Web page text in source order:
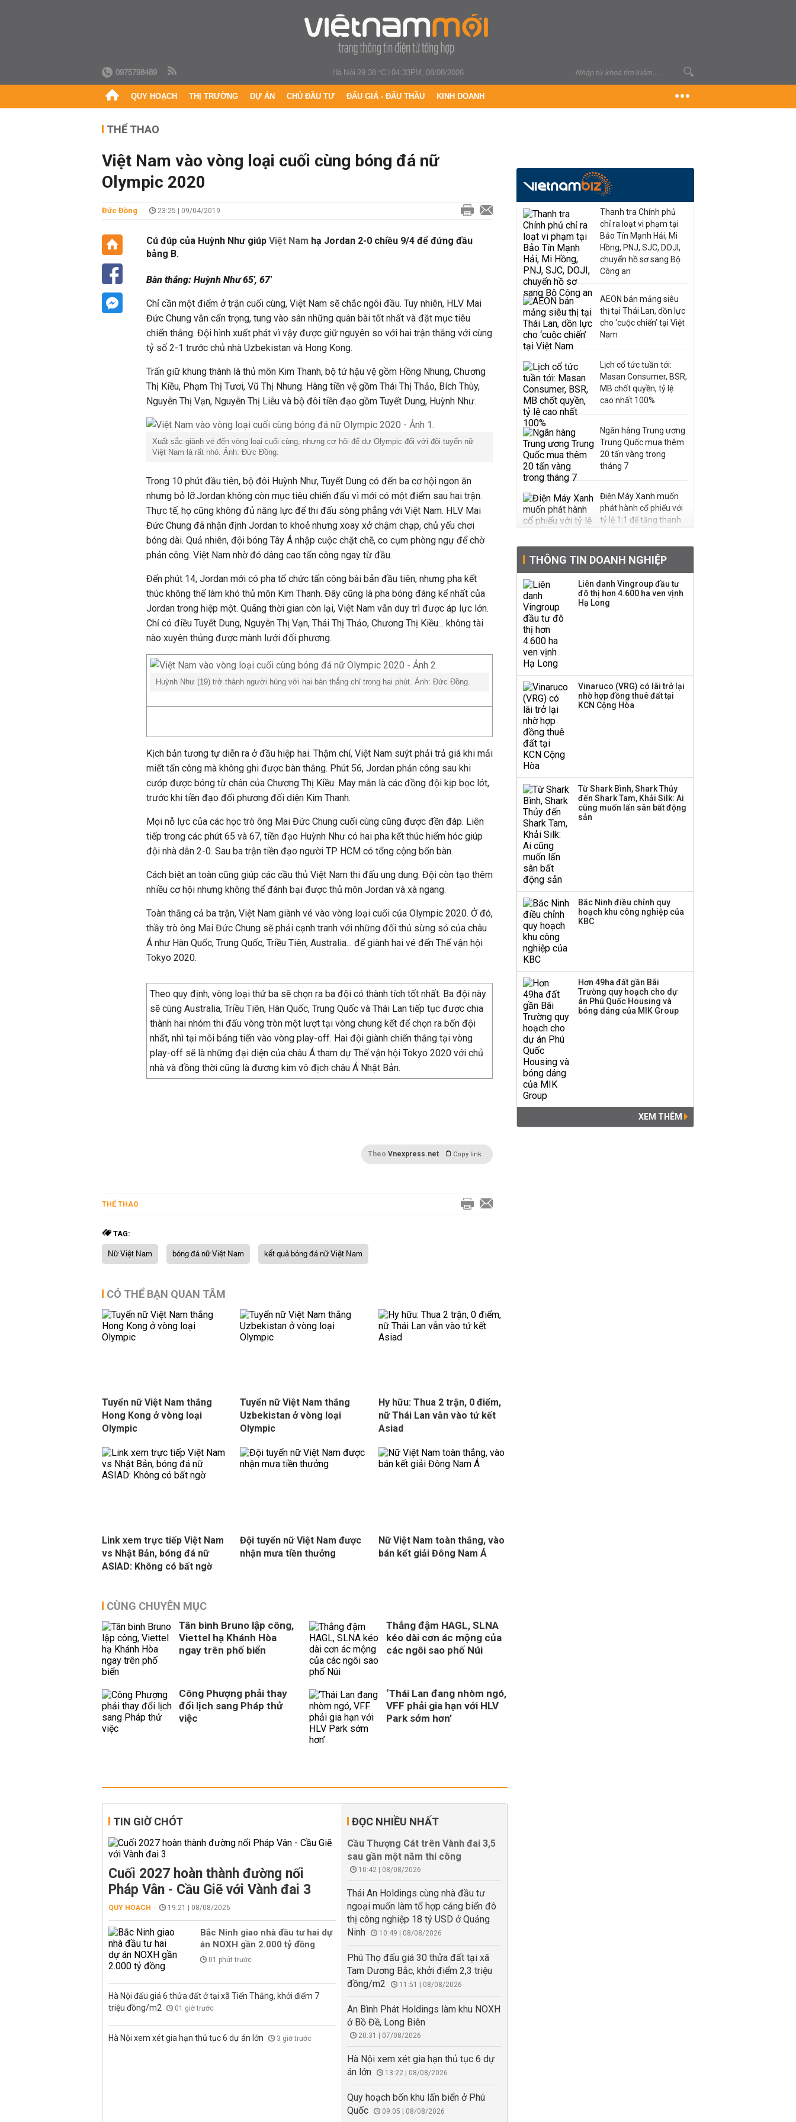
0975798489 Hà Nội 29.38 °C|04:33PM, 08/08/2026
QUY HOẠCH THỊ TRƯỜNG DỰ ÁN CHỦ ĐẦU TƯ ĐẤU GIÁ - ĐẤU THẦU KINH DOANH
THỂ THAO
Việt Nam vào vòng loại cuối cùng bóng đá nữ
Olympic 2020
Đức Đồng 23:25 | 09/04/2019
Cú đúp của Huỳnh Như giúp Việt Nam hạ Jordan 2-0 chiều 9/4 để đứng đầu
bảng B.
Bàn thắng: Huỳnh Như 65', 67'
Chỉ cần một điểm ở trận cuối cùng, Việt Nam sẽ chắc ngôi đầu. Tuy nhiên, HLV Mai
Đức Chung vẫn cẩn trọng, tung vào sân những quân bài tốt nhất và đặt mục tiêu
chiến thắng. Đội hình xuất phát vì vậy được giữ nguyên so với hai trận thắng với cùng
tỷ số 2-1 trước chủ nhà Uzbekistan và Hong Kong.
Trấn giữ khung thành là thủ môn Kim Thanh, bộ tứ hậu vệ gồm Hồng Nhung, Chương
Thị Kiều, Phạm Thị Tươi, Vũ Thị Nhung. Hàng tiền vệ gồm Thái Thị Thảo, Bích Thùy,
Nguyễn Thị Vạn, Nguyễn Thị Liễu và bộ đôi tiền đạo gồm Tuyết Dung, Huỳnh Như.
Xuất sắc giành vé đến vòng loại cuối cùng, nhưng cơ hội để dự Olympic đối với đội tuyển nữ
Việt Nam là rất nhỏ. Ảnh: Đức Đồng.
Trong 10 phút đầu tiên, bộ đôi Huỳnh Như, Tuyết Dung có đến ba cơ hội ngon ăn
nhưng bỏ lỡ.Jordan không còn mục tiêu chiến đấu vì mới có một điểm sau hai trận.
Thực tế, họ cũng không đủ năng lực để thi đấu sòng phẳng với Việt Nam. HLV Mai
Đức Chung đã nhận định Jordan to khoẻ nhưng xoay xở chậm chạp, chủ yếu chơi
bóng dài. Quả nhiên, đội bóng Tây Á nhập cuộc chặt chẽ, co cụm phòng ngự để chờ
phản công. Việt Nam nhờ đó dâng cao tấn công ngay từ đầu.
Đến phút 14, Jordan mới có pha tổ chức tấn công bài bản đầu tiên, nhưng pha kết
thúc không thể làm khó thủ môn Kim Thanh. Đây cũng là pha bóng đáng kể nhất của
Jordan trong hiệp một. Quãng thời gian còn lại, Việt Nam vẫn duy trì được áp lực lớn.
Chỉ có điều Tuyết Dung, Nguyễn Thị Vạn, Thái Thị Thảo, Chương Thị Kiều... không tài
nào xuyên thủng được mành lưới đối phương.
Huỳnh Như (19) trở thành người hùng với hai bàn thắng chỉ trong hai phút. Ảnh: Đức Đồng.
Kịch bản tương tự diễn ra ở đầu hiệp hai. Thậm chí, Việt Nam suýt phải trả giá khi mải
miết tấn công mà không ghi được bàn thắng. Phút 56, Jordan phản công sau khi
cướp được bóng từ chân của Chương Thị Kiều. May mắn là các đồng đội kịp bọc lót,
trước khi tiền đạo đối phương đối diện Kim Thanh.
Mọi nỗ lực của các học trò ông Mai Đức Chung cuối cùng cũng được đền đáp. Liên
tiếp trong các phút 65 và 67, tiền đạo Huỳnh Như có hai pha kết thúc hiểm hóc giúp
đội nhà dẫn 2-0. Sau ba trận tiền đạo người TP HCM có tổng cộng bốn bàn.
Cách biệt an toàn cũng giúp các cầu thủ Việt Nam thi đấu ung dung. Đội còn tạo thêm
nhiều cơ hội nhưng không thể đánh bại được thủ môn Jordan và xà ngang.
Toàn thắng cả ba trận, Việt Nam giành vé vào vòng loại cuối của Olympic 2020. Ở đó,
thầy trò ông Mai Đức Chung sẽ phải cạnh tranh với những đối thủ sừng sỏ của châu
Á như Hàn Quốc, Trung Quốc, Triều Tiên, Australia... để giành hai vé đến Thế vận hội
Tokyo 2020.
Theo quy định, vòng loại thứ ba sẽ chọn ra ba đội có thành tích tốt nhất. Ba đội này
sẽ cùng Australia, Triều Tiên, Hàn Quốc, Trung Quốc và Thái Lan tiếp tục được chia
thành hai nhóm thi đấu vòng tròn một lượt tại vòng chung kết để chọn ra bốn đội
nhất, nhì tại mỗi bảng tiến vào vòng play-off. Hai đội giành chiến thắng tại vòng
play-off sẽ là những đại diện của châu Á tham dự Thế vận hội Tokyo 2020 với chủ
nhà và đồng thời cũng là đương kim vô địch châu Á Nhật Bản.
Theo Vnexpress.net Copy link
THỂ THAO
TAG:
Nữ Việt Nam bóng đá nữ Việt Nam kết quả bóng đá nữ Việt Nam
CÓ THỂ BẠN QUAN TÂM
Tuyển nữ Việt Nam thắng
Hong Kong ở vòng loại
Olympic
Tuyển nữ Việt Nam thắng
Uzbekistan ở vòng loại
Olympic
Hy hữu: Thua 2 trận, 0 điểm,
nữ Thái Lan vẫn vào tứ kết
Asiad
Link xem trực tiếp Việt Nam
vs Nhật Bản, bóng đá nữ
ASIAD: Không có bất ngờ
Đội tuyển nữ Việt Nam được
nhận mưa tiền thưởng
Nữ Việt Nam toàn thắng, vào
bán kết giải Đông Nam Á
CÙNG CHUYÊN MỤC
Tân binh Bruno lập công,
Viettel hạ Khánh Hòa
ngay trên phố biển
Thắng đậm HAGL, SLNA
kéo dài cơn ác mộng của
các ngôi sao phố Núi
Công Phượng phải thay
đổi lịch sang Pháp thử
việc
‘Thái Lan đang nhòm ngó,
VFF phải gia hạn với HLV
Park sớm hơn’
TIN GIỜ CHÓT
Cuối 2027 hoàn thành đường nối
Pháp Vân - Cầu Giẽ với Vành đai 3
QUY HOẠCH 19:21 | 08/08/2026
Bắc Ninh giao nhà đầu tư hai dự
án NOXH gần 2.000 tỷ đồng
01 phút trước
Hà Nội đấu giá 6 thửa đất ở tại xã Tiến Thắng, khởi điểm 7
triệu đồng/m2
01 giờ trước
Hà Nội xem xét gia hạn thủ tục 6 dự án lớn 3 giờ trước
ĐỌC NHIỀU NHẤT
Cầu Thượng Cát trên Vành đai 3,5
sau gần một năm thi công
10:42 | 08/08/2026
Thái An Holdings cùng nhà đầu tư
ngoại muốn làm tổ hợp cảng biển đô
thị công nghiệp 18 tỷ USD ở Quảng
Ninh
10:49 | 08/08/2026
Phú Thọ đấu giá 30 thửa đất tại xã
Tam Dương Bắc, khởi điểm 2,3 triệu
đồng/m2
11:51 | 08/08/2026
An Bình Phát Holdings làm khu NOXH
ở Bồ Đề, Long Biên
20:31 | 07/08/2026
Hà Nội xem xét gia hạn thủ tục 6 dự
án lớn
13:22 | 08/08/2026
Quy hoạch bốn khu lấn biển ở Phú
Quốc
09:05 | 08/08/2026
Thanh tra Chính phủ
chỉ ra loạt vi phạm tại
Bảo Tín Mạnh Hải, Mi
Hồng, PNJ, SJC, DOJI,
chuyển hồ sơ sang Bộ
Công an
AEON bán mảng siêu
thị tại Thái Lan, dồn lực
cho ‘cuộc chiến’ tại Việt
Nam
Lịch cổ tức tuần tới:
Masan Consumer, BSR,
MB chốt quyền, tỷ lệ
cao nhất 100%
Ngân hàng Trung ương
Trung Quốc mua thêm
20 tấn vàng trong
tháng 7
Điện Máy Xanh muốn
phát hành cổ phiếu với
tỷ lệ 1:1 để tăng thanh
Sau nhịp điều chỉnh
mạnh, CTCK nhìn thấy
cơ hội ở nhóm cổ phiếu
nào?
hàng
TOP 10 ngân hàng lãi
Công ty 100 tỷ của
Huấn Hoa Hồng bỗng
dưng ‘biến mất’, một
THÔNG TIN DOANH NGHIỆP
Liên danh Vingroup đầu tư
đô thị hơn 4.600 ha ven vịnh
Hạ Long
Vinaruco (VRG) có lãi trở lại
nhờ hợp đồng thuê đất tại
KCN Cộng Hòa
Từ Shark Bình, Shark Thủy
đến Shark Tam, Khải Silk: Ai
cũng muốn lấn sân bất động
sản
Bắc Ninh điều chỉnh quy
hoạch khu công nghiệp của
KBC
Hơn 49ha đất gần Bãi
Trường quy hoạch cho dự
án Phú Quốc Housing và
bóng dáng của MIK Group
XEM THÊM